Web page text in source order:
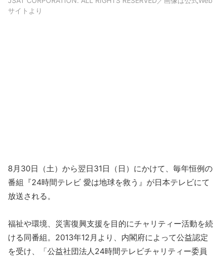
サイトより
8月30日（土）から翌日31日（日）にかけて、毎年恒例の
番組『24時間テレビ 愛は地球を救う』が日本テレビにて
放送される。
福祉や環境、災害復興支援を目的にチャリティー活動を続
ける同番組。2013年12月より、内閣府によって公益認定
を受け、「公益社団法人24時間テレビチャリティー委員